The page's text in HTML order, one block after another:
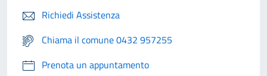
Richiedi Assistenza
Chiama il comune 0432 957255
Prenota un appuntamento